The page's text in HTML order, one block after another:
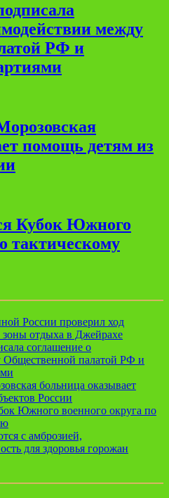
между
РФ и
помощь детям из
Кубок Южного
тактическому
России проверил ход
зоны отдыха в Джейрахе
соглашение о
Общественной палатой РФ и
больница оказывает
России
Южного военного округа по
с амброзией,
для здоровья горожан